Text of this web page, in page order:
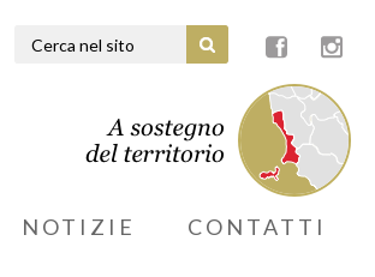
NOTIZIE CONTATTI